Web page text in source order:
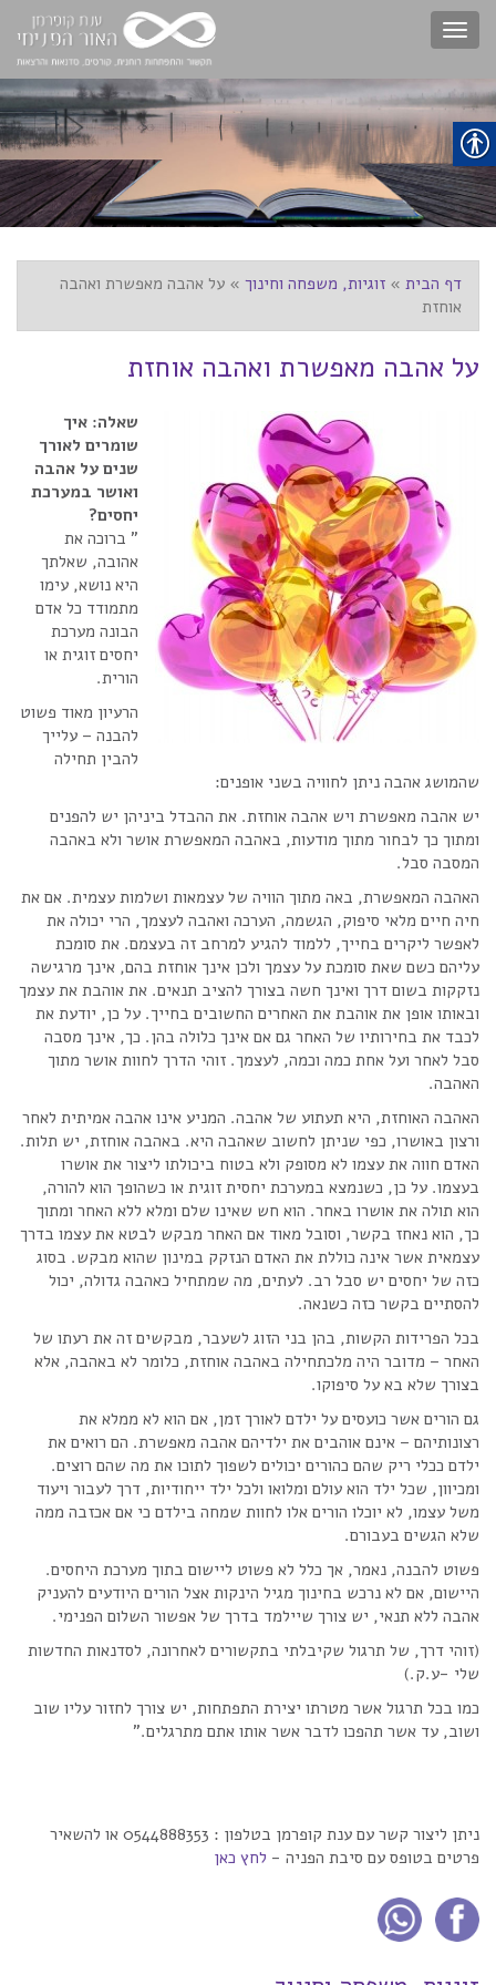
Toggle
navigation
דף הבית » זוגיות, משפחה וחינוך » על אהבה מאפשרת ואהבה
אוחזת
על אהבה מאפשרת ואהבה אוחזת
שאלה: איך
שומרים לאורך
שנים על אהבה
ואושר במערכת
יחסים?
” ברוכה את
אהובה, שאלתך
היא נושא, עימו
מתמודד כל אדם
הבונה מערכת
יחסים זוגית או
הורית.
הרעיון מאוד פשוט
להבנה – עלייך
להבין תחילה
שהמושג אהבה ניתן לחוויה בשני אופנים:
יש אהבה מאפשרת ויש אהבה אוחזת. את ההבדל ביניהן יש להפנים
ומתוך כך לבחור מתוך מודעות, באהבה המאפשרת אושר ולא באהבה
המסבה סבל.
האהבה המאפשרת, באה מתוך הוויה של עצמאות ושלמות עצמית. אם את
חיה חיים מלאי סיפוק, הגשמה, הערכה ואהבה לעצמך, הרי יכולה את
לאפשר ליקרים בחייך, ללמוד להגיע למרחב זה בעצמם. את סומכת
עליהם כשם שאת סומכת על עצמך ולכן אינך אוחזת בהם, אינך מרגישה
נזקקות בשום דרך ואינך חשה בצורך להציב תנאים. את אוהבת את עצמך
ובאותו אופן את אוהבת את האחרים החשובים בחייך. על כן, יודעת את
לכבד את בחירותיו של האחר גם אם אינך כלולה בהן. כך, אינך מסבה
סבל לאחר ועל אחת כמה וכמה, לעצמך. זוהי הדרך לחוות אושר מתוך
האהבה.
האהבה האוחזת, היא תעתוע של אהבה. המניע אינו אהבה אמיתית לאחר
ורצון באושרו, כפי שניתן לחשוב שאהבה היא. באהבה אוחזת, יש תלות.
האדם חווה את עצמו לא מסופק ולא בטוח ביכולתו ליצור את אושרו
בעצמו. על כן, כשנמצא במערכת יחסית זוגית או כשהופך הוא להורה,
הוא תולה את אושרו באחר. הוא חש שאינו שלם ומלא ללא האחר ומתוך
כך, הוא נאחז בקשר, וסובל מאוד אם האחר מבקש לבטא את עצמו בדרך
עצמאית אשר אינה כוללת את האדם הנזקק במינון שהוא מבקש. בסוג
כזה של יחסים יש סבל רב. לעתים, מה שמתחיל כאהבה גדולה, יכול
להסתיים בקשר כזה כשנאה.
בכל הפרידות הקשות, בהן בני הזוג לשעבר, מבקשים זה את רעתו של
האחר – מדובר היה מלכתחילה באהבה אוחזת, כלומר לא באהבה, אלא
בצורך שלא בא על סיפוקו.
גם הורים אשר כועסים על ילדם לאורך זמן, אם הוא לא ממלא את
רצונותיהם – אינם אוהבים את ילדיהם אהבה מאפשרת. הם רואים את
ילדם ככלי ריק שהם כהורים יכולים לשפוך לתוכו את מה שהם רוצים.
ומכיוון, שכל ילד הוא עולם ומלואו ולכל ילד ייחודיות, דרך לעבור ויעוד
משל עצמו, לא יוכלו הורים אלו לחוות שמחה בילדם כי אם אכזבה ממה
שלא הגשים בעבורם.
פשוט להבנה, נאמר, אך כלל לא פשוט ליישום בתוך מערכת היחסים.
היישום, אם לא נרכש בחינוך מגיל הינקות אצל הורים היודעים להעניק
אהבה ללא תנאי, יש צורך שיילמד בדרך של אפשור השלום הפנימי.
(זוהי דרך, של תרגול שקיבלתי בתקשורים לאחרונה, לסדנאות החדשות
שלי -ע.ק.)
כמו בכל תרגול אשר מטרתו יצירת התפתחות, יש צורך לחזור עליו שוב
ושוב, עד אשר תהפכו לדבר אשר אותו אתם מתרגלים.”
ניתן ליצור קשר עם ענת קופרמן בטלפון : 0544888353 או להשאיר
פרטים בטופס עם סיבת הפניה - לחץ כאן